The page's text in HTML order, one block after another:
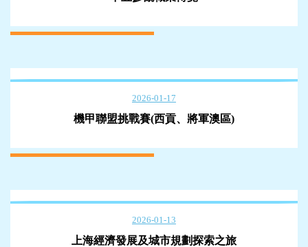
2026-01-17
機甲聯盟挑戰賽(西貢、將軍澳區)
2026-01-13
上海經濟發展及城市規劃探索之旅